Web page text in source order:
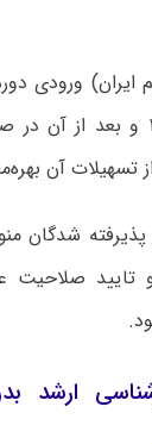
ایران) ورودی
سال تحصیلی ۱۳۹۹-۱۴۰۰ و
تسهیلات آن
شدگان
صلاحیت